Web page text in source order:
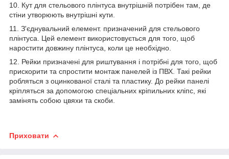
10. Кут для стельового плінтуса внутрішній потрібен там, де
стіни утворюють внутрішні кути.
11. З'єднувальний елемент. призначений для стельового
плінтуса. Цей елемент використовується для того, щоб
наростити довжину плінтуса, коли це необхідно.
12. Рейки призначені для риштування і потрібні для того, щоб
прискорити та спростити монтаж панелей із ПВХ. Такі рейки
робляться з оцинкованої сталі та пластику. До рейки панелі
кріпляться за допомогою спеціальних кріпильних кліпс, які
замінять собою цвяхи та скоби.
Приховати